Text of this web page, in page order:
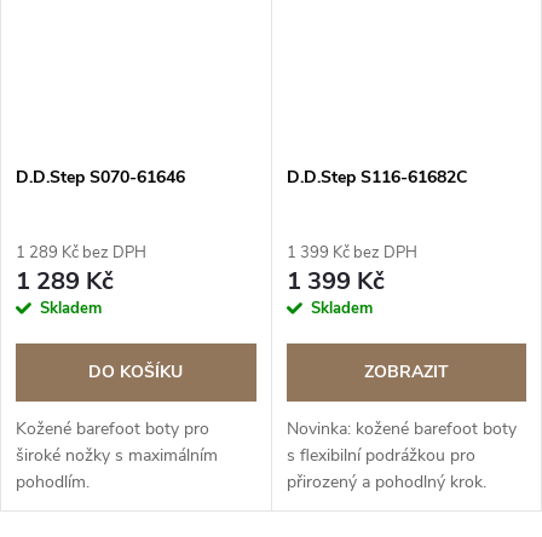
D.D.Step S070-61646
1 289 Kč bez DPH
1 289 Kč
Skladem
DO KOŠÍKU
Kožené barefoot boty pro
široké nožky s maximálním
pohodlím.
D.D.Step S116-61682C
1 399 Kč bez DPH
1 399 Kč
Skladem
ZOBRAZIT
Novinka: kožené barefoot boty
s flexibilní podrážkou pro
přirozený a pohodlný krok.